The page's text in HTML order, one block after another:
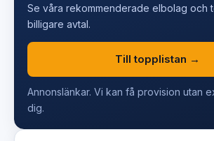
Se våra rekommenderade elbolag och
billigare avtal.
Till topplistan →
Annonslänkar. Vi kan få provision utan
dig.